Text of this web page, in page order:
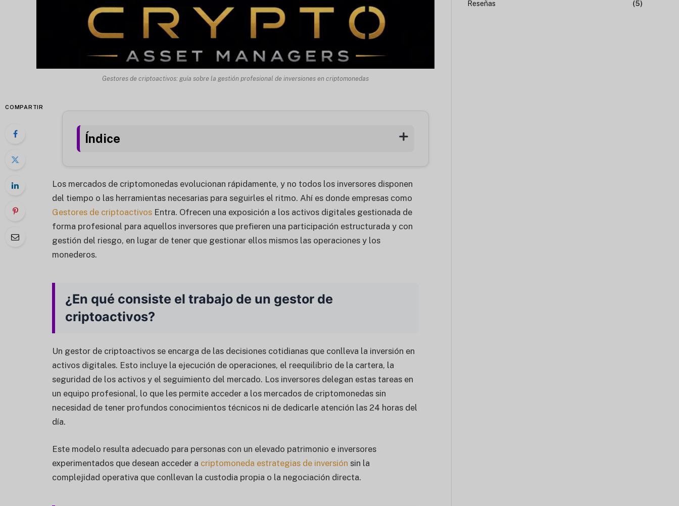
Gestores de criptoactivos: guía sobre la gestión profesional de inversiones en criptomonedas
COMPARTIR
Índice
Los mercados de criptomonedas evolucionan rápidamente, y no todos los inversores disponen
del tiempo o las herramientas necesarias para seguirles el ritmo. Ahí es donde empresas como
Gestores de criptoactivos Entra. Ofrecen una exposición a los activos digitales gestionada de
forma profesional para aquellos inversores que prefieren una participación estructurada y con
gestión del riesgo, en lugar de tener que gestionar ellos mismos las operaciones y los
monederos.
¿En qué consiste el trabajo de un gestor de
criptoactivos?
Un gestor de criptoactivos se encarga de las decisiones cotidianas que conlleva la inversión en
activos digitales. Esto incluye la ejecución de operaciones, el reequilibrio de la cartera, la
seguridad de los activos y el seguimiento del mercado. Los inversores delegan estas tareas en
un equipo profesional, lo que les permite acceder a los mercados de criptomonedas sin
necesidad de tener profundos conocimientos técnicos ni de dedicarle atención las 24 horas del
día.
Este modelo resulta adecuado para personas con un elevado patrimonio e inversores
experimentados que desean acceder a criptomoneda estrategias de inversión sin la
complejidad operativa que conllevan la custodia propia o la negociación directa.
Reseñas (5)